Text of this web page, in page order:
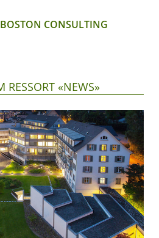
CONSULTING
RESSORT «NEWS»